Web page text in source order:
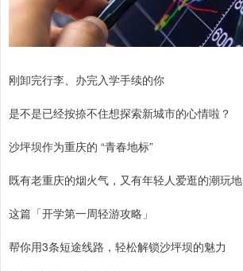
刚卸完行李、办完入学手续的你
是不是已经按捺不住想探索新城市的心情啦？
沙坪坝作为重庆的 “青春地标”
既有老重庆的烟火气，又有年轻人爱逛的潮玩地
这篇「开学第一周轻游攻略」
帮你用3条短途线路，轻松解锁沙坪坝的魅力